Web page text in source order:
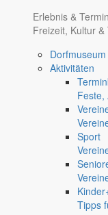
Erlebnis &
Freizeit, Kultur &
Aktivitäten
Feste,
Sport
Tipps